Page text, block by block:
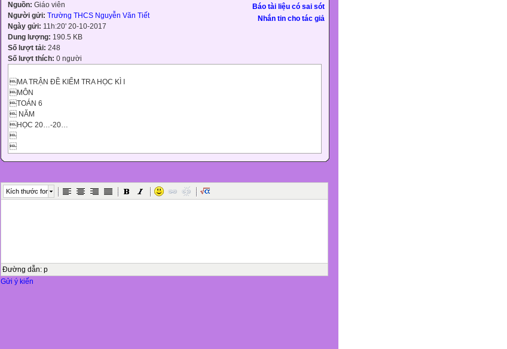
Báo tài liệu có sai sót
Nhắn tin cho tác giả
Nguồn: Giáo viên
Người gửi: Trường THCS Nguyễn Văn Tiết
Ngày gửi: 11h:20' 20-10-2017
Dung lượng: 190.5 KB
Số lượt tải: 248
Số lượt thích: 0 người
MA TRẬN ĐỀ KIỂM TRA HỌC KÌ I
MÔN
TOÁN 6
 NĂM
HỌC 20…-20…




Cấp độ
Nhận biết
Thông hiểu
Kích thước font
Đường dẫn: p
Gửi ý kiến